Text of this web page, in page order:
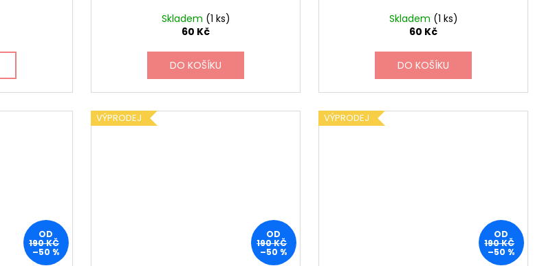
Skladem (1 ks)
60 Kč
DO KOŠÍKU
Skladem (1 ks)
60 Kč
DO KOŠÍKU
OD
190 KČ
–50 %
VÝPRODEJ
OD
190 KČ
–50 %
VÝPRODEJ
OD
190 KČ
–50 %